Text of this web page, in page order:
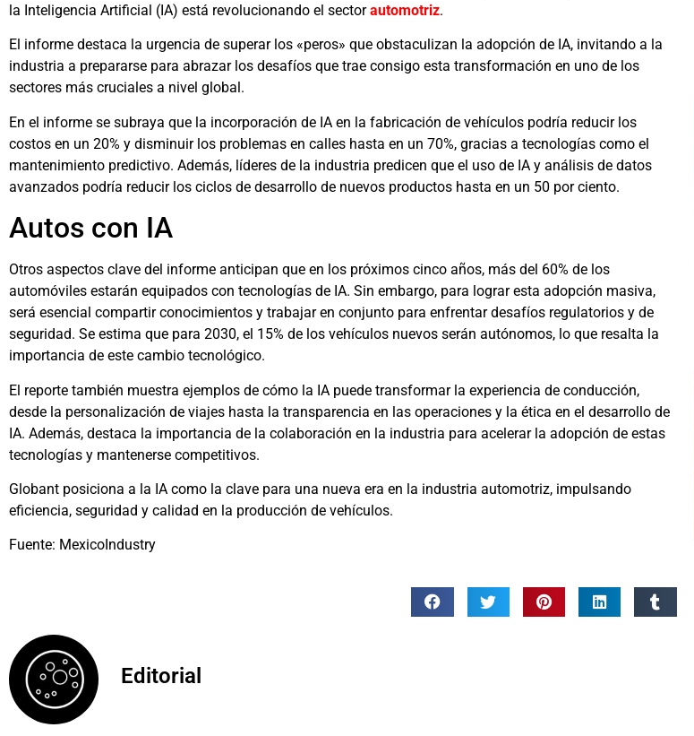
la Inteligencia Artificial (IA) está revolucionando el sectorautomotriz.
El informe destaca la urgencia de superar los «peros» que obstaculizan la adopción de IA, invitando a la
industria a prepararse para abrazar los desafíos que trae consigo esta transformación en uno de los
sectores más cruciales a nivel global.
En el informe se subraya que la incorporación de IA en la fabricación de vehículos podría reducir los
costos en un 20% y disminuir los problemas en calles hasta en un 70%, gracias a tecnologías como el
mantenimiento predictivo. Además, líderes de la industria predicen que el uso de IA y análisis de datos
avanzados podría reducir los ciclos de desarrollo de nuevos productos hasta en un 50 por ciento.
Autos con IA
Otros aspectos clave del informe anticipan que en los próximos cinco años, más del 60% de los
automóviles estarán equipados con tecnologías de IA. Sin embargo, para lograr esta adopción masiva,
será esencial compartir conocimientos y trabajar en conjunto para enfrentar desafíos regulatorios y de
seguridad. Se estima que para 2030, el 15% de los vehículos nuevos serán autónomos, lo que resalta la
importancia de este cambio tecnológico.
El reporte también muestra ejemplos de cómo la IA puede transformar la experiencia de conducción,
desde la personalización de viajes hasta la transparencia en las operaciones y la ética en el desarrollo de
IA. Además, destaca la importancia de la colaboración en la industria para acelerar la adopción de estas
tecnologías y mantenerse competitivos.
Globant posiciona a la IA como la clave para una nueva era en la industria automotriz, impulsando
eficiencia, seguridad y calidad en la producción de vehículos.
Fuente: MexicoIndustry
Editorial